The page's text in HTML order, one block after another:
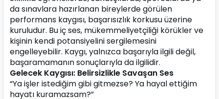
da sınavlara hazırlanan bireylerde görülen
performans kaygısı, başarısızlık korkusu üzerine
kuruludur. Bu iç ses, mükemmeliyetçiliği körükler ve
kişinin kendi potansiyelini sergilemesini
engelleyebilir. Kaygı, yalnızca başarıyla ilgili değil,
başaramamanın sonuçlarıyla da ilgilidir.
Gelecek Kaygısı: Belirsizlikle Savaşan Ses
“Ya işler istediğim gibi gitmezse? Ya hayal ettiğim
hayatı kuramazsam?”